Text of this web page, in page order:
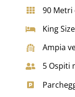
90
King
Ampia
5 Ospiti